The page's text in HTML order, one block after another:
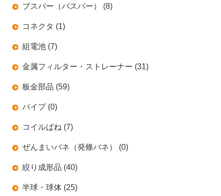
ブスバー（バスバー） (8)
コネクタ (1)
組電池 (7)
金属フィルター・ストレーナー (31)
板金部品 (59)
パイプ (0)
コイルばね (7)
ぜんまいバネ（発條バネ） (0)
絞り成形品 (40)
半球・球体 (25)